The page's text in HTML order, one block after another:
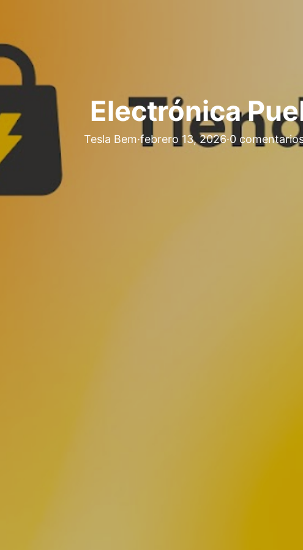
Electrónica
Tesla Bem·febrero 13, 2026·0